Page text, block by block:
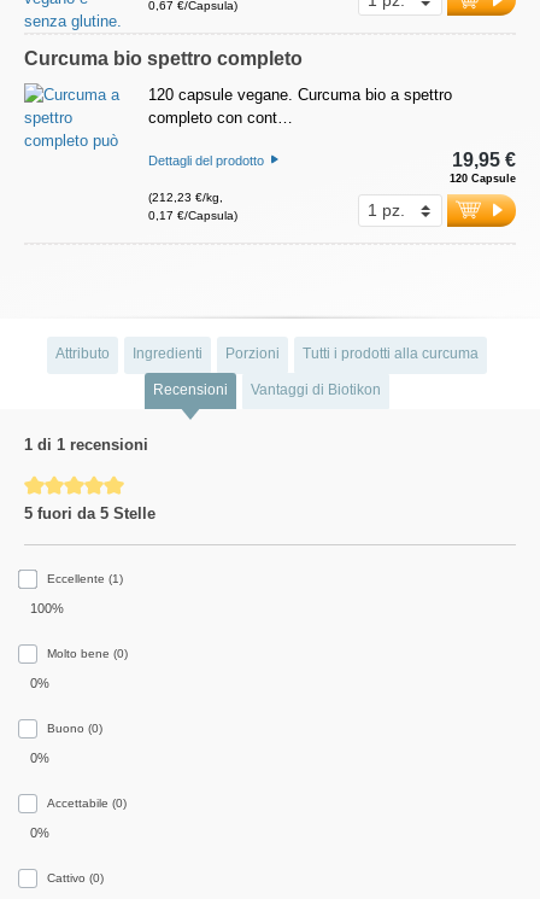
0,67 €/Capsula)
Curcuma bio spettro completo
120 capsule vegane. Curcuma bio a spettro
completo con cont…
Dettagli del prodotto
(212,23 €/kg,
0,17 €/Capsula)
120 Capsule
19,95 €
Attributo Ingredienti Porzioni Tutti i prodotti alla curcuma
Recensioni Vantaggi di Biotikon
1 di 1 recensioni
Average rating of 5 out of 5 stars
5 fuori da 5 Stelle
Eccellente (1)
100%
Molto bene (0)
0%
Buono (0)
0%
Accettabile (0)
0%
Сattivo (0)